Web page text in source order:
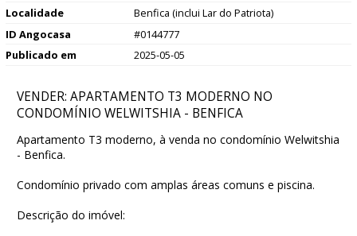
Localidade
Benfica (inclui Lar do Patriota)
ID Angocasa
#0144777
Publicado em
2025-05-05
VENDER: APARTAMENTO T3 MODERNO NO
CONDOMÍNIO WELWITSHIA - BENFICA
Apartamento T3 moderno, à venda no condomínio Welwitshia
- Benfica.
Condomínio privado com amplas áreas comuns e piscina.
Descrição do imóvel: